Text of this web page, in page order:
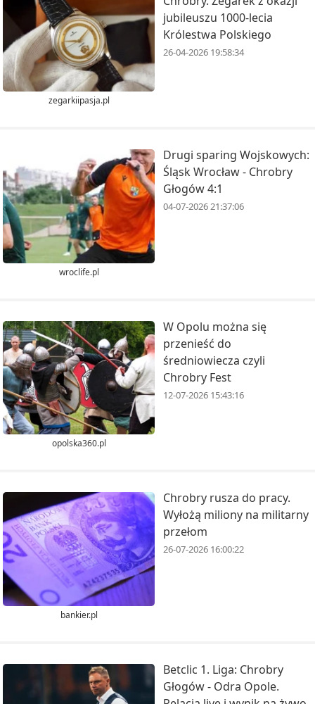
zegarkiipasja.pl
jubileuszu 1000-lecia
Królestwa Polskiego
26-04-2026 19:58:34
wroclife.pl
Drugi sparing Wojskowych:
Śląsk Wrocław - Chrobry
Głogów 4:1
04-07-2026 21:37:06
opolska360.pl
W Opolu można się
przenieść do
średniowiecza czyli
Chrobry Fest
12-07-2026 15:43:16
bankier.pl
Chrobry rusza do pracy.
Wyłożą miliony na militarny
przełom
26-07-2026 16:00:22
Betclic 1. Liga: Chrobry
Głogów - Odra Opole.